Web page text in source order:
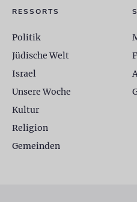
RESSORTS
Politik
Jüdische Welt
Israel
Unsere Woche
Kultur
Religion
Gemeinden